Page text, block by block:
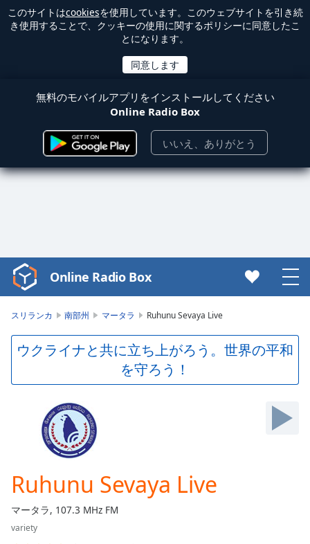
このサイトはcookiesを使用しています。このウェブサイトを引き続
き使用することで、クッキーの使用に関するポリシーに同意したこ
とになります。
無料のモバイルアプリをインストールしてください
Online Radio Box
いいえ、ありがとう
Video
Player
Play
Video
Skip
Loaded:
0.00%
Online Radio Box
スリランカ 南部州 マータラ Ruhunu Sevaya Live
ウクライナと共に立ち上がろう。世界の平和
を守ろう！
Ruhunu Sevaya Live
マータラ, 107.3 MHz FM
variety